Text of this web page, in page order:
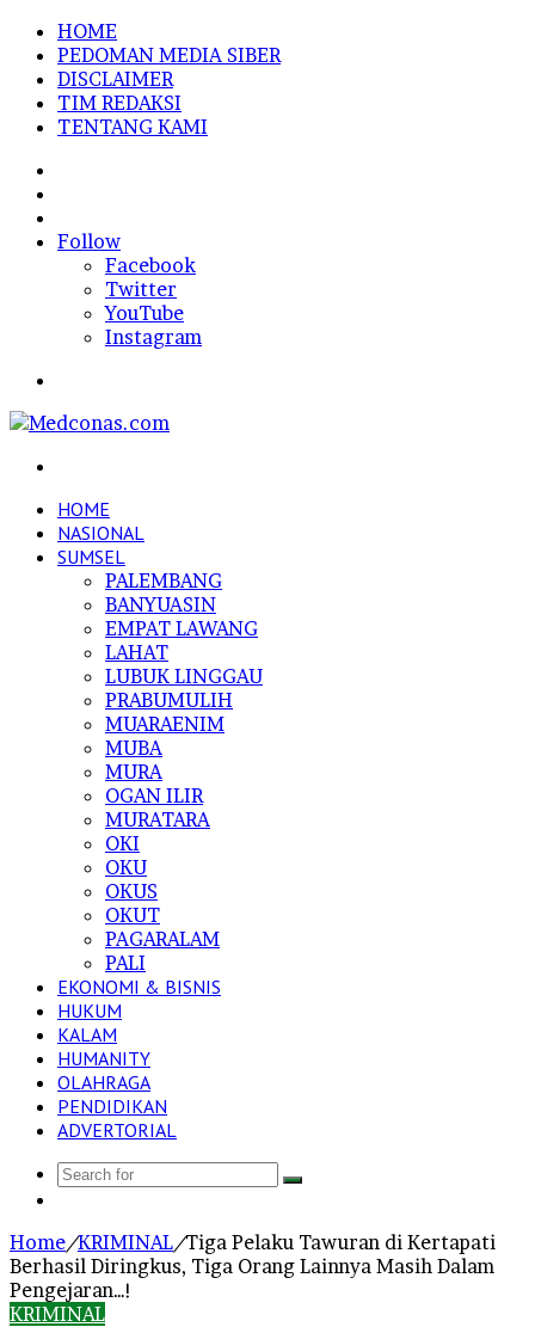
HOME
PEDOMAN MEDIA SIBER
DISCLAIMER
TIM REDAKSI
TENTANG KAMI
In
Follow
Facebook
Twitter
YouTube
Instagram
HOME
NASIONAL
SUMSEL
PALEMBANG
BANYUASIN
EMPAT LAWANG
LAHAT
LUBUK LINGGAU
PRABUMULIH
MUARAENIM
MUBA
MURA
OGAN ILIR
MURATARA
OKI
OKU
OKUS
OKUT
PAGARALAM
PALI
EKONOMI & BISNIS
HUKUM
KALAM
HUMANITY
OLAHRAGA
PENDIDIKAN
ADVERTORIAL
Search
Home/KRIMINAL/Tiga Pelaku Tawuran di Kertapati
Berhasil Diringkus, Tiga Orang Lainnya Masih Dalam
Pengejaran…!
KRIMINAL